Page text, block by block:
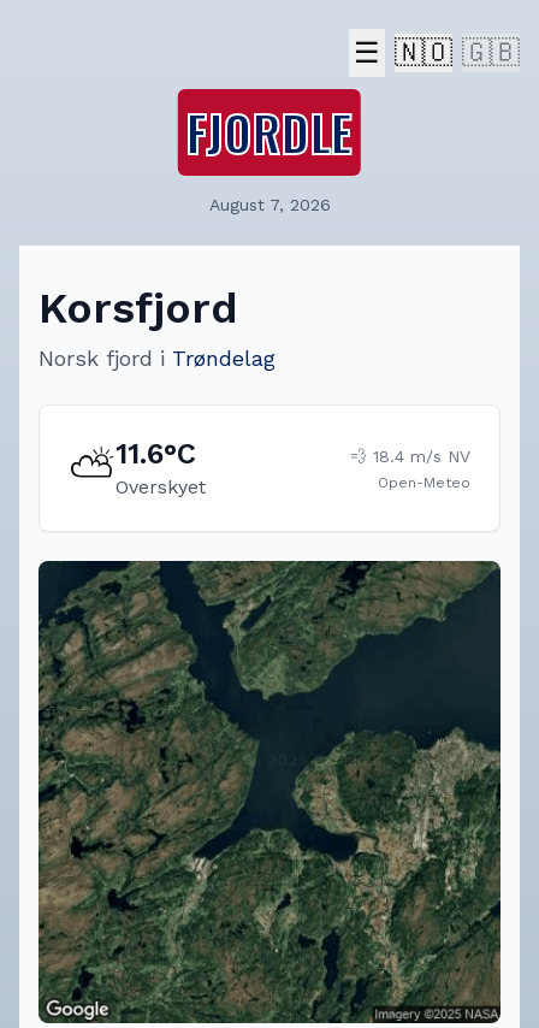
☰ 🇳🇴 🇬🇧
FJORDLE
August 7, 2026
Korsfjord
Norsk fjord i Trøndelag
⛅11.6°C
Overskyet
💨 18.4 m/s NV
Open-Meteo